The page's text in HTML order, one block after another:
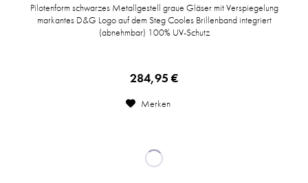
Pilotenform schwarzes Metallgestell graue Gläser mit Verspiegelung
markantes D&G Logo auf dem Steg Cooles Brillenband integriert
(abnehmbar) 100% UV-Schutz
284,95 €
Merken